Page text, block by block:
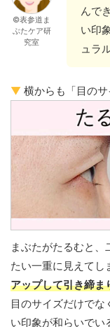
©表参道ま
ぶたケア研
究室
んで
い印
ュラ
▼ 横からも「目のサ
まぶたがたるむと
たい一重に見えてし
アップして引き締ま
目のサイズだけで
い印象が和らいで